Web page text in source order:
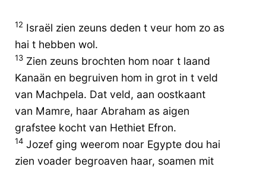
12 Israël zien zeuns deden t veur hom zo as
hai t hebben wol.
13 Zien zeuns brochten hom noar t laand
Kanaän en begruiven hom in grot in t veld
van Machpela. Dat veld, aan oostkaant
van Mamre, haar Abraham as aigen
grafstee kocht van Hethiet Efron.
14 Jozef ging weerom noar Egypte dou hai
zien voader begroaven haar, soamen mit